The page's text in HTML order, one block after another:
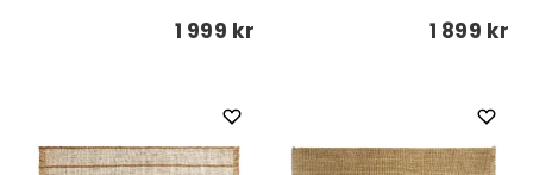
1 999 kr 1 899 kr